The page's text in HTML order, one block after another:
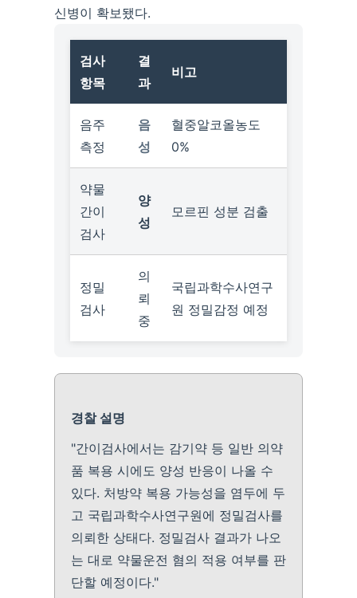
신병이 확보됐다.
검사
항목
결
과
비고
음주
측정
음
성
혈중알코올농도
0%
약물
간이
검사
양
성
모르핀 성분 검출
정밀
검사
의
뢰
중
국립과학수사연구
원 정밀감정 예정
경찰 설명
"간이검사에서는 감기약 등 일반 의약
품 복용 시에도 양성 반응이 나올 수
있다. 처방약 복용 가능성을 염두에 두
고 국립과학수사연구원에 정밀검사를
의뢰한 상태다. 정밀검사 결과가 나오
는 대로 약물운전 혐의 적용 여부를 판
단할 예정이다."